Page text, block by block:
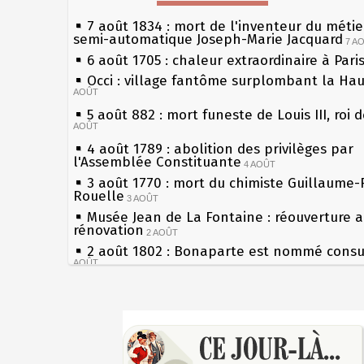
7 août 1834 : mort de l'inventeur du
semi-automatique Joseph-Marie Jacquard 7
6 août 1705 : chaleur extraordinaire à Paris
Occi : village fantôme surplombant la
AOÛT
5 août 882 : mort funeste de Louis III, roi
AOÛT
4 août 1789 : abolition des privilèges par
l'Assemblée Constituante 4 AOÛT
3 août 1770 : mort du chimiste Guillaume-
Rouelle 3 AOÛT
Musée Jean de La Fontaine : réouverture
rénovation 2 AOÛT
2 août 1802 : Bonaparte est nommé
AOÛT
boîtes aux lettres en fonte de Léon
30 juillet 1918 : mort d'Auguste Poulain,
les siècles
27 mai 1610 : supplice de François
du roi Henri IV